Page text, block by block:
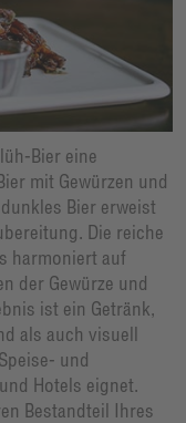
Bier eine
mit Gewürzen und
Bier erweist
Die reiche
harmoniert auf
der Gewürze und
ist ein Getränk,
als auch visuell
und
Hotels eignet.
Bestandteil Ihres